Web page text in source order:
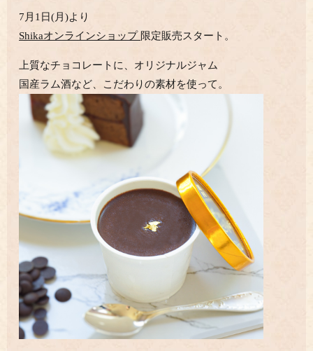
7月1日(月)より
Shikaオンラインショップ 限定販売スタート。
上質なチョコレートに、オリジナルジャム
国産ラム酒など、こだわりの素材を使って。